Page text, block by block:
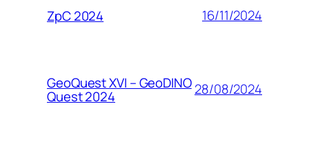
ZpC 2024 16/11/2024
GeoQuest XVI – GeoDINO
Quest 2024 28/08/2024